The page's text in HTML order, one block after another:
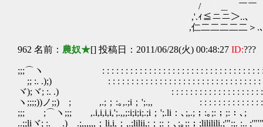
/ ＿ ￣￣
,'.ｨ≦ニニ＞..、
,仁二二二二二＞.
962 名前： 農奴★[] 投稿日：2011/06/28(火) 00:48:27 ID:???
;;;⌒ヽ : : : : : : : : : : : : : : : : : : : : : : : : : : : :
;; :. .);) : : : : : : : : : : : : : : : : : : : : : : : : :
ヾ);ヾ; :. .) : : : : : : : : : : : : : : : : : : : : :
ヽ;;;;))ノ;;) ; ,.;；:｡,.;i；';.,, : : : : : : : :
;;; ;⌒ヽ;;; ,.i,i,i,i,';.,,;:i;i;i;.;i；';.li：､;,.;；:｡;:；;:：､
..;;liヾ; :. .) .;,,,,,,；li,i,；,.;lilii,:；;:：､;｡;:；;lililili.;'":;. :..